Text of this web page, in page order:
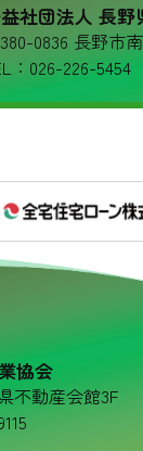
社団法人 長
0836 長野市
：026-226-5454
協会
不動産会館3F